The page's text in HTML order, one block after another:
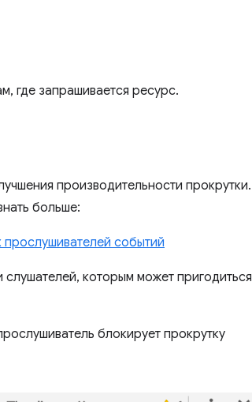
где запрашивается ресурс.
производительности прокрутки.
больше:
событий
которым может пригодиться
блокирует прокрутку